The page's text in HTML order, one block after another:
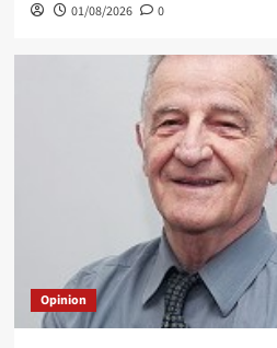
01/08/2026 0
Opinion